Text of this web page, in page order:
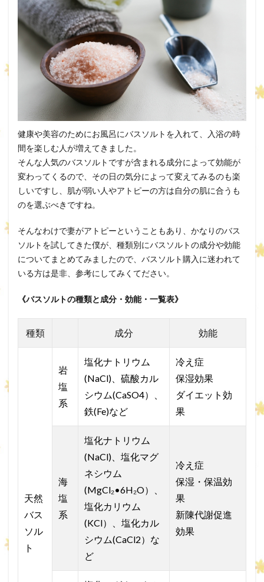
健康や美容のためにお風呂にバスソルトを入れて、入浴の時
間を楽しむ人が増えてきました。
そんな人気のバスソルトですが含まれる成分によって効能が
変わってくるので、その日の気分によって変えてみるのも楽
しいですし、肌が弱い人やアトピーの方は自分の肌に合うも
のを選ぶべきですね。
そんなわけで妻がアトピーということもあり、かなりのバス
ソルトを試してきた僕が、種類別にバスソルトの成分や効能
についてまとめてみましたので、バスソルト購入に迷われて
いる方は是非、参考にしてみくてださい。
《バスソルトの種類と成分・効能・一覧表》
種類 成分 効能
天然
バス
ソル
ト
岩
塩
系
塩化ナトリウム
(NaCl)、硫酸カル
シウム(CaSO4）、
鉄(Fe)など
冷え症
保湿効果
ダイエット効
果
海
塩
系
塩化ナトリウム
(NaCl)、塩化マグ
ネシウム
(MgCl₂•6H₂O）、
塩化カリウム
(KCl）、塩化カル
シウム(CaCl2）な
ど
冷え症
保湿・保温効
果
新陳代謝促進
効果